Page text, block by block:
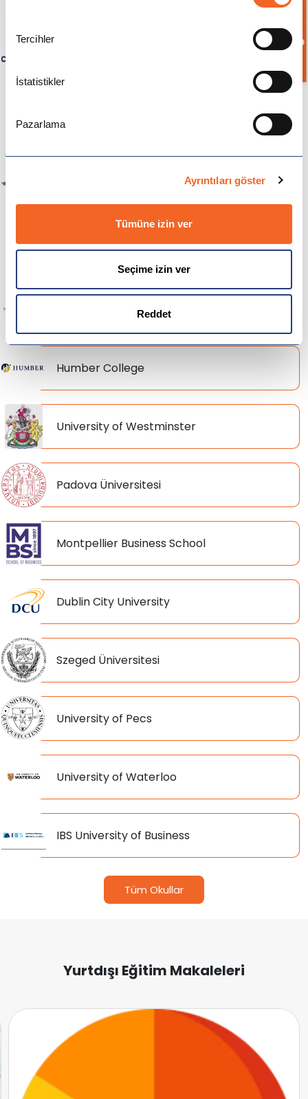
Tercihler
İstatistikler
Pazarlama
Ayrıntıları göster
Tümüne izin ver
Seçime izin ver
Reddet
Ca' Foscari University of Venice
Tilburg University
Humber College
University of Westminster
Padova Üniversitesi
Montpellier Business School
Dublin City University
Szeged Üniversitesi
University of Pecs
University of Waterloo
IBS University of Business
Tüm Okullar
Yurtdışı Eğitim Makaleleri
Bilgi İste